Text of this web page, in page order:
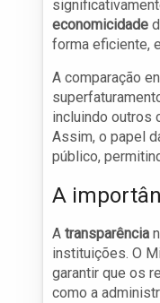
economicidade
forma eficiente,
A comparação
incluindo outros
Assim, o papel
público,
A
A transparência
instituições. O
garantir que os
como a